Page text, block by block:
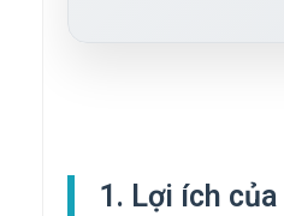
1. Lợi ích